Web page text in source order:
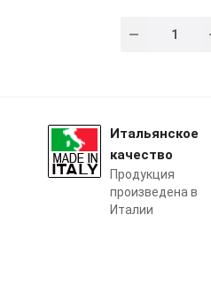
Итальянское
качество
Продукция
произведена в
Италии